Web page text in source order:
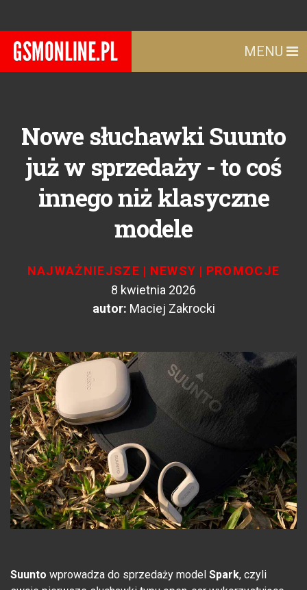
MENU
Nowe słuchawki Suunto
już w sprzedaży - to coś
innego niż klasyczne
modele
NAJWAŻNIEJSZE | NEWSY | PROMOCJE
8 kwietnia 2026
autor: Maciej Zakrocki
Suunto wprowadza do sprzedaży model Spark, czyli